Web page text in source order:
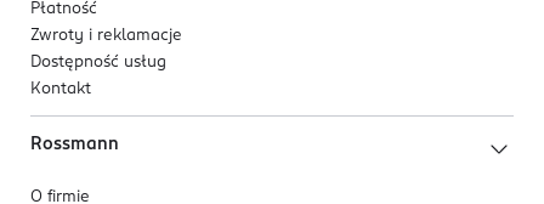
Płatność
Zwroty i reklamacje
Dostępność usług
Kontakt
Rossmann
O firmie